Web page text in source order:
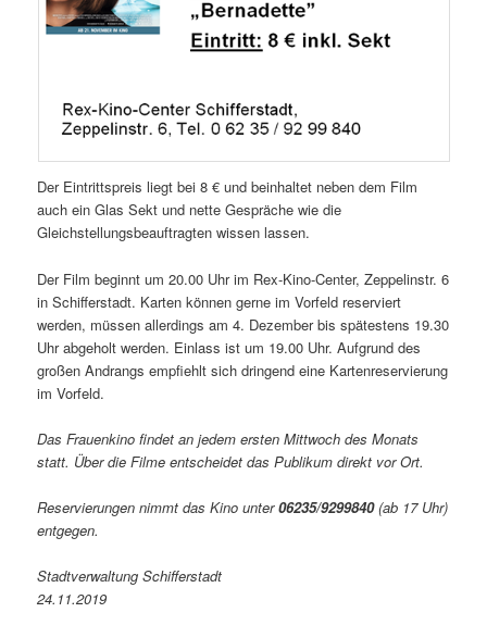
Der Eintrittspreis liegt bei 8 € und beinhaltet neben dem Film
auch ein Glas Sekt und nette Gespräche wie die
Gleichstellungsbeauftragten wissen lassen.
Der Film beginnt um 20.00 Uhr im Rex-Kino-Center, Zeppelinstr. 6
in Schifferstadt. Karten können gerne im Vorfeld reserviert
werden, müssen allerdings am 4. Dezember bis spätestens 19.30
Uhr abgeholt werden. Einlass ist um 19.00 Uhr. Aufgrund des
großen Andrangs empfiehlt sich dringend eine Kartenreservierung
im Vorfeld.
Das Frauenkino findet an jedem ersten Mittwoch des Monats
statt. Über die Filme entscheidet das Publikum direkt vor Ort.
Reservierungen nimmt das Kino unter06235/9299840(ab 17 Uhr)
entgegen.
Stadtverwaltung Schifferstadt
24.11.2019